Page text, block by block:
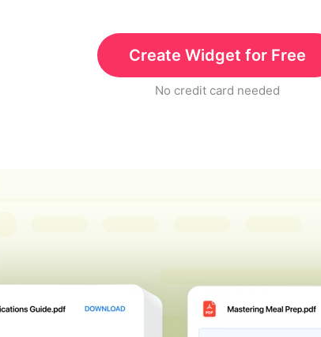
Create Widget for Free
No credit card needed